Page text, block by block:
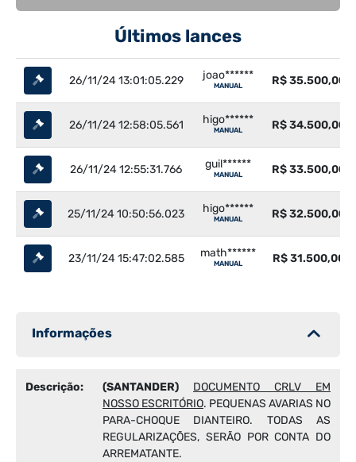
Últimos lances
26/11/24 13:01:05.229 joao******
MANUAL R$ 35.500,00
26/11/24 12:58:05.561 higo******
MANUAL R$ 34.500,00
26/11/24 12:55:31.766 guil******
MANUAL R$ 33.500,00
25/11/24 10:50:56.023 higo******
MANUAL R$ 32.500,00
23/11/24 15:47:02.585 math******
MANUAL R$ 31.500,00
Informações
Descrição: (SANTANDER)
DOCUMENTO CRLV EM
NOSSO ESCRITÓRIO. PEQUENAS AVARIAS NO
PARA-CHOQUE DIANTEIRO. TODAS AS
REGULARIZAÇÕES, SERÃO POR CONTA DO
ARREMATANTE.